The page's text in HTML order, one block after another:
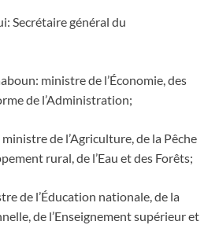
Secrétaire général du
ministre de l’Économie, des
de l’Administration;
de l’Agriculture, de la Pêche
rural, de l’Eau et des Forêts;
de l’Éducation nationale, de la
de l’Enseignement supérieur et